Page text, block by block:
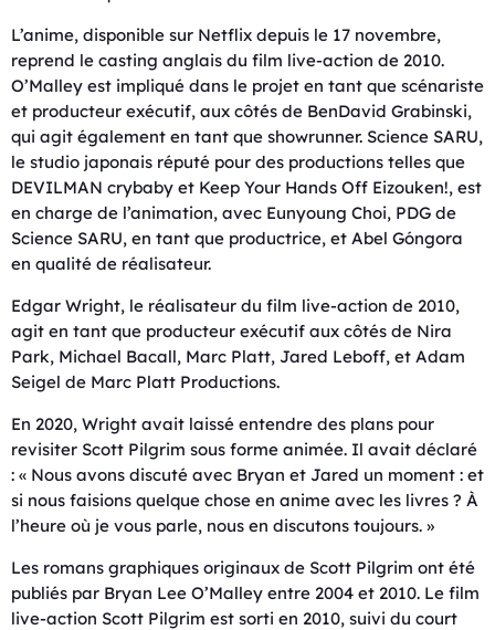
L’anime, disponible sur Netflix depuis le 17 novembre,
reprend le casting anglais du film live-action de 2010.
O’Malley est impliqué dans le projet en tant que scénariste
et producteur exécutif, aux côtés de BenDavid Grabinski,
qui agit également en tant que showrunner. Science SARU,
le studio japonais réputé pour des productions telles que
DEVILMAN crybaby et Keep Your Hands Off Eizouken!, est
en charge de l’animation, avec Eunyoung Choi, PDG de
Science SARU, en tant que productrice, et Abel Góngora
en qualité de réalisateur.
Edgar Wright, le réalisateur du film live-action de 2010,
agit en tant que producteur exécutif aux côtés de Nira
Park, Michael Bacall, Marc Platt, Jared Leboff, et Adam
Seigel de Marc Platt Productions.
En 2020, Wright avait laissé entendre des plans pour
revisiter Scott Pilgrim sous forme animée. Il avait déclaré
: « Nous avons discuté avec Bryan et Jared un moment : et
si nous faisions quelque chose en anime avec les livres ? À
l’heure où je vous parle, nous en discutons toujours. »
Les romans graphiques originaux de Scott Pilgrim ont été
publiés par Bryan Lee O’Malley entre 2004 et 2010. Le film
live-action Scott Pilgrim est sorti en 2010, suivi du court